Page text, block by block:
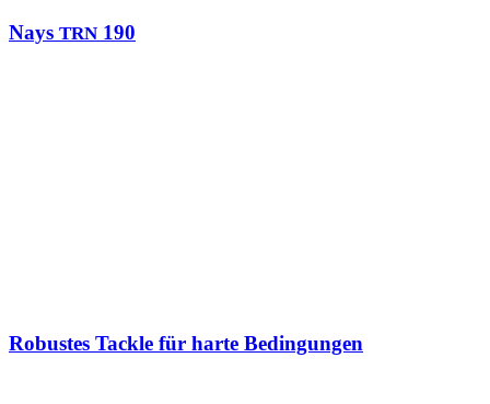
Nays TRN 190
Robustes Tackle für harte Bedingungen